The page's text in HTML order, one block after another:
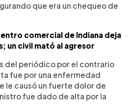
que era un chequeo de
comercial de Indiana deja
un civil mató al agresor
del periódico por el contrario
fue por una enfermedad
le causó un fuerte dolor de
fue dado de alta por la